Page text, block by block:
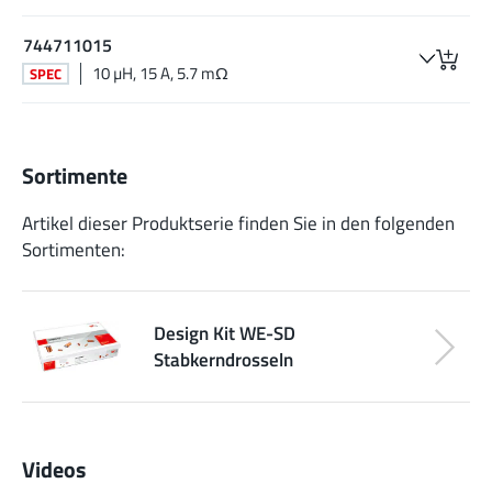
744711015
SPEC 10 µH, 15 A, 5.7 mΩ
Sortimente
Artikel dieser Produktserie finden Sie in den folgenden
Sortimenten:
Design Kit WE-SD
Stabkerndrosseln
Videos